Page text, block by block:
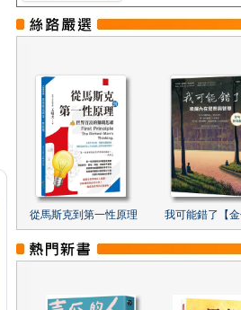
從馬斯克到第一性原理 我可能錯了【